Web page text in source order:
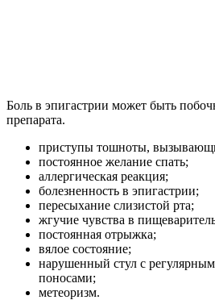
Боль в эпигастрии может быть
препарата.
приступы тошноты,
постоянное желание спать;
аллергическая реакция;
болезненность в эпигастрии;
пересыхание слизистой рта;
жгучие чувства в
постоянная отрыжка;
вялое состояние;
нарушенный стул с
поносами;
метеоризм.